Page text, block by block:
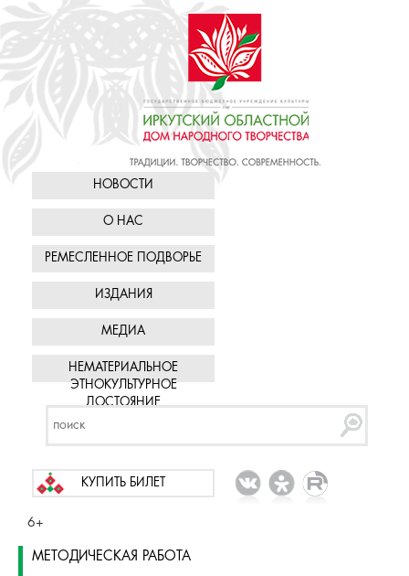
НОВОСТИ
О НАС
РЕМЕСЛЕННОЕ ПОДВОРЬЕ
ИЗДАНИЯ
МЕДИА
НЕМАТЕРИАЛЬНОЕ
ЭТНОКУЛЬТУРНОЕ
ДОСТОЯНИЕ
КУПИТЬ БИЛЕТ
6+
МЕТОДИЧЕСКАЯ РАБОТА